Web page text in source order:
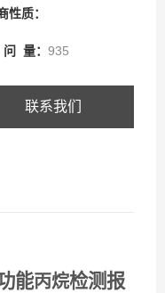
和时间、支持本机查
三种显示模式可切
循环或手动循环可切
性质：
量： 935
联系我们
能丙烷检测报